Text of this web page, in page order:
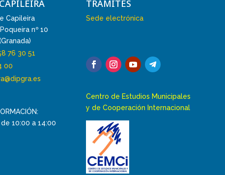
Capileira
nº 10
76 30 51
00
10:00 a 14:00
TRÁMITES
Sede electrónica
Centro de Estudios Municipales
y de Cooperación Internacional